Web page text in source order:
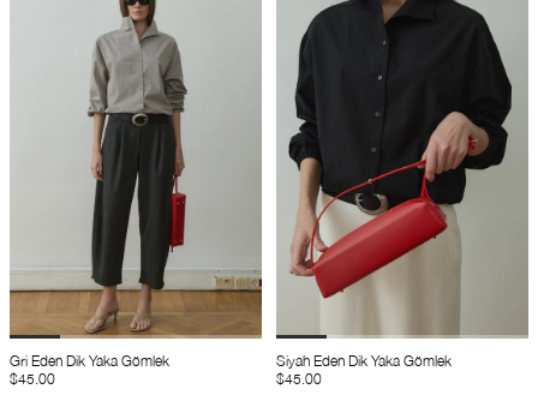
Gri Eden Dik Yaka Gömlek
$45.00
Siyah Eden Dik Yaka Gömlek
$45.00